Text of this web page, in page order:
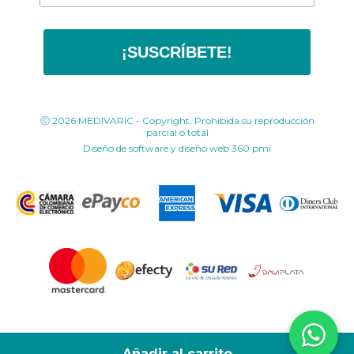
¡SUSCRÍBETE!
Ⓒ 2026 MEDIVARIC - Copyright, Prohibida su reproducción
parcial o total
Diseño de software y diseño web 360 pmi